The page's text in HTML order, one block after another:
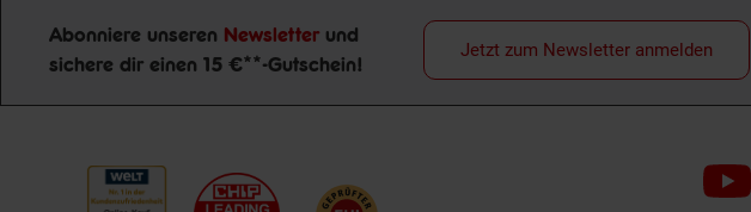
Newsletter Anmeldung
Abonniere unseren Newsletter und
sichere dir einen 15 €**-Gutschein!
Jetzt zum Newsletter anmelden
Folge
uns